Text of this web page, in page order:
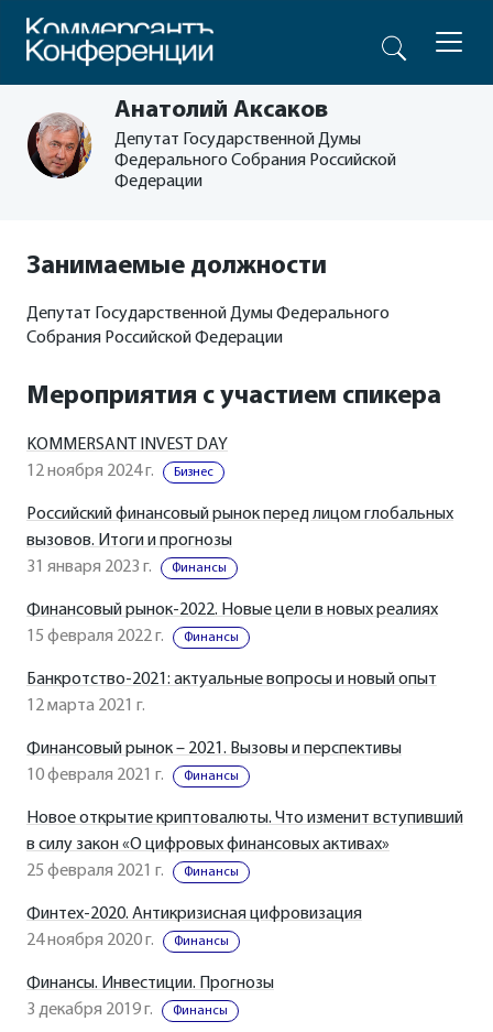
Анатолий Аксаков
Депутат Государственной Думы
Федерального Собрания Российской
Федерации
Занимаемые должности
Депутат Государственной Думы Федерального
Собрания Российской Федерации
Мероприятия с участием спикера
KOMMERSANT INVEST DAY
12 ноября 2024 г.
Бизнес
Российский финансовый рынок перед лицом глобальных
вызовов. Итоги и прогнозы
31 января 2023 г.
Финансы
Финансовый рынок-2022. Новые цели в новых реалиях
15 февраля 2022 г.
Финансы
Банкротство-2021: актуальные вопросы и новый опыт
12 марта 2021 г.
Финансовый рынок – 2021. Вызовы и перспективы
10 февраля 2021 г.
Финансы
Новое открытие криптовалюты. Что изменит вступивший
в силу закон «О цифровых финансовых активах»
25 февраля 2021 г.
Финансы
Финтех-2020. Антикризисная цифровизация
24 ноября 2020 г.
Финансы
Финансы. Инвестиции. Прогнозы
3 декабря 2019 г.
Финансы